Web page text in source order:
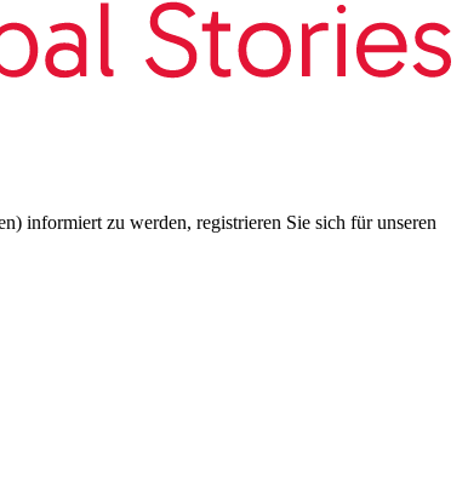
informiert zu werden, registrieren Sie sich für unseren